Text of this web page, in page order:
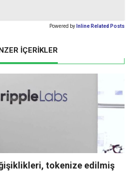
Powered by Inline Related Posts
İÇERİKLER
tokenize edilmiş